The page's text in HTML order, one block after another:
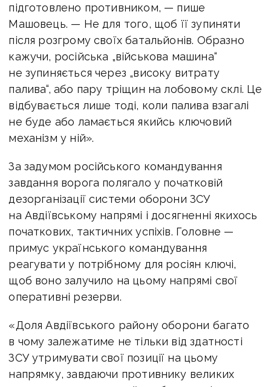
підготовлено противником, — пише
Машовець. — Не для того, щоб її зупиняти
після розгрому своїх батальйонів. Образно
кажучи, російська „військова машина“
не зупиняється через „високу витрату
палива“, або пару тріщин на лобовому склі. Це
відбувається лише тоді, коли палива взагалі
не буде або ламається якийсь ключовий
механізм у ній».
За задумом російського командування
завдання ворога полягало у початковій
дезорганізації системи оборони ЗСУ
на Авдіївському напрямі і досягненні якихось
початкових, тактичних успіхів. Головне —
примус українського командування
реагувати у потрібному для росіян ключі,
щоб воно залучило на цьому напрямі свої
оперативні резерви.
«Доля Авдіївського району оборони багато
в чому залежатиме не тільки від здатності
ЗСУ утримувати свої позиції на цьому
напрямку, завдаючи противнику великих